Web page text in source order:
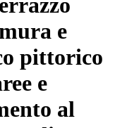
e
pittorico
e
al